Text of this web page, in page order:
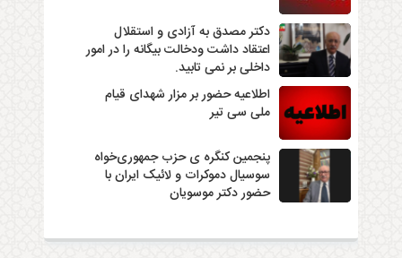
دکتر مصدق به آزادی و استقلال
اعتقاد داشت ودخالت بیگانه را در امور
داخلی بر نمی تابید.
اطلاعیه حضور بر مزار شهدای قیام
ملی سی تیر
پنجمین کنگره ی حزب جمهوری‌خواه
سوسیال دموکرات و لائیک ایران با
حضور دکتر موسویان